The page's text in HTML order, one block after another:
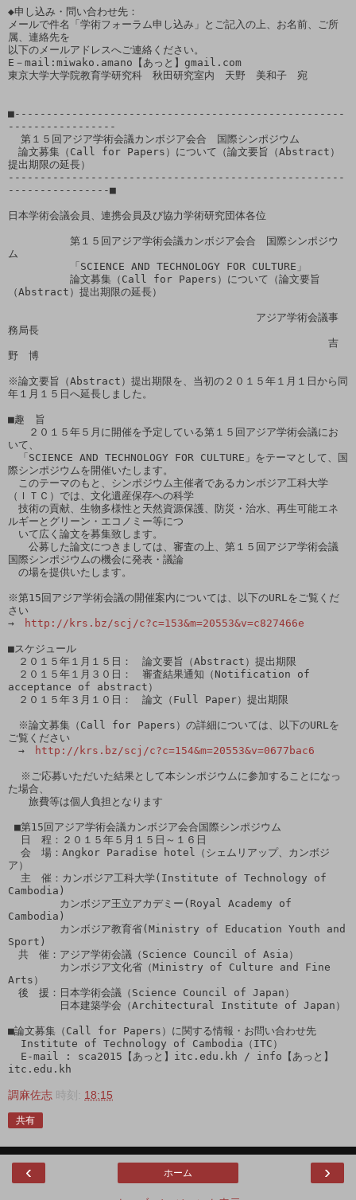
◆申し込み・問い合わせ先：
メールで件名「学術フォーラム申し込み」とご記入の上、お名前、ご所
属、連絡先を
以下のメールアドレスへご連絡ください。
E－mail:miwako.amano【あっと】gmail.com
東京大学大学院教育学研究科　秋田研究室内　天野　美和子　宛
■----------------------------------------------------
-----------------
論文募集（Call for Papers）について（論文要旨（Abstract）
提出期限の延長）
-----------------------------------------------------
----------------■
日本学術会議会員、連携会員及び協力学術研究団体各位
第１５回アジア学術会議カンボジア会合　国際シンポジウ
ム
「SCIENCE AND TECHNOLOGY FOR CULTURE」
論文募集（Call for Papers）について（論文要旨
（Abstract）提出期限の延長）
アジア学術会議事
務局長
吉
野　博
※論文要旨（Abstract）提出期限を、当初の２０１５年１月１日から同
年１月１５日へ延長しました。
■趣　旨
２０１５年５月に開催を予定している第１５回アジア学術会議にお
いて、
「SCIENCE AND TECHNOLOGY FOR CULTURE」をテーマとして、国
際シンポジウムを開催いたします。
このテーマのもと、シンポジウム主催者であるカンボジア工科大学
（ＩＴＣ）では、文化遺産保存への科学
技術の貢献、生物多様性と天然資源保護、防災・治水、再生可能エネ
ルギーとグリーン・エコノミー等につ
いて広く論文を募集致します。
公募した論文につきましては、審査の上、第１５回アジア学術会議
国際シンポジウムの機会に発表・議論
の場を提供いたします。
※第15回アジア学術会議の開催案内については、以下のURLをご覧くだ
さい
→
http://krs.bz/scj/c?c=153&m=20553&v=c827466e
■スケジュール
２０１５年１月１５日：　論文要旨（Abstract）提出期限
２０１５年１月３０日：　審査結果通知（Notification of
acceptance of abstract）
２０１５年３月１０日：　論文（Full Paper）提出期限
※論文募集（Call for Papers）の詳細については、以下のURLを
ご覧ください
→
http://krs.bz/scj/c?c=154&m=20553&v=0677bac6
た場合、
旅費等は個人負担となります
ア）
Cambodia)
カンボジア王立アカデミー(Royal Academy of
Cambodia)
カンボジア教育省(Ministry of Education Youth and
Sport)
共　催：アジア学術会議（Science Council of Asia）
カンボジア文化省（Ministry of Culture and Fine
Arts）
後　援：日本学術会議（Science Council of Japan）
日本建築学会（Architectural Institute of Japan）
■論文募集（Call for Papers）に関する情報・お問い合わせ先
調麻佐志 時刻: 18:15
共有
‹ ›
ホーム